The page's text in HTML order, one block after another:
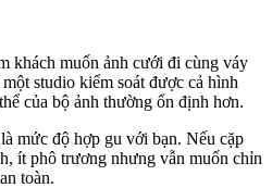
khách muốn ảnh cưới đi cùng váy
studio kiểm soát được cả hình
của bộ ảnh thường ổn định hơn.
mức độ hợp gu với bạn. Nếu cặp
ít phô trương nhưng vẫn muốn chỉn
toàn.